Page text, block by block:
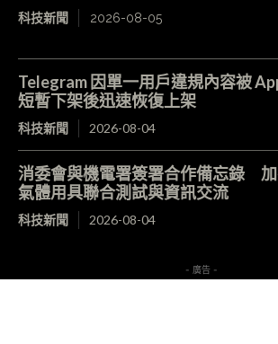
科技新聞 2026-08-05
Telegram 因單一用戶違規內容被
短暫下架後迅速恢復上架
科技新聞 2026-08-04
消委會與機電署簽署合作備忘錄
氣體用具聯合測試與資訊交流
科技新聞 2026-08-04
- 廣告 -